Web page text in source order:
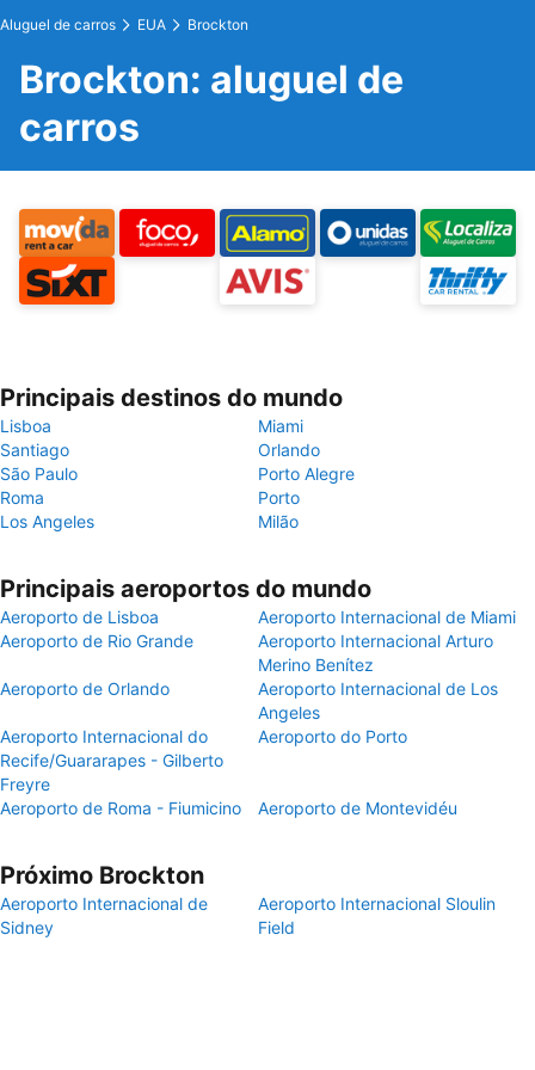
Aluguel de carros EUA Brockton
Brockton: aluguel de
carros
Principais destinos do mundo
Lisboa
Miami
Santiago
Orlando
São Paulo
Porto Alegre
Roma
Porto
Los Angeles
Milão
Principais aeroportos do mundo
Aeroporto de Lisboa
Aeroporto Internacional de Miami
Aeroporto de Rio Grande
Aeroporto Internacional Arturo
Merino Benítez
Aeroporto de Orlando
Aeroporto Internacional de Los
Angeles
Aeroporto Internacional do
Recife/Guararapes - Gilberto
Freyre
Aeroporto do Porto
Aeroporto de Roma - Fiumicino Aeroporto de Montevidéu
Próximo Brockton
Aeroporto Internacional de
Sidney
Aeroporto Internacional Sloulin
Field